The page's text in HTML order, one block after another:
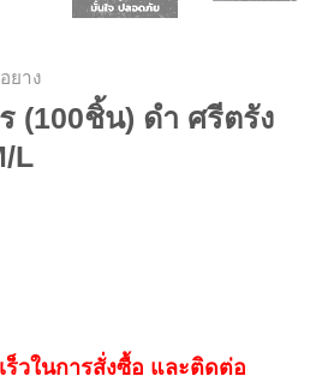
ยาง
(100ชิ้น) ดำ ศรีตรัง
L
ร็วในการสั่งซื้อ และติดต่อ